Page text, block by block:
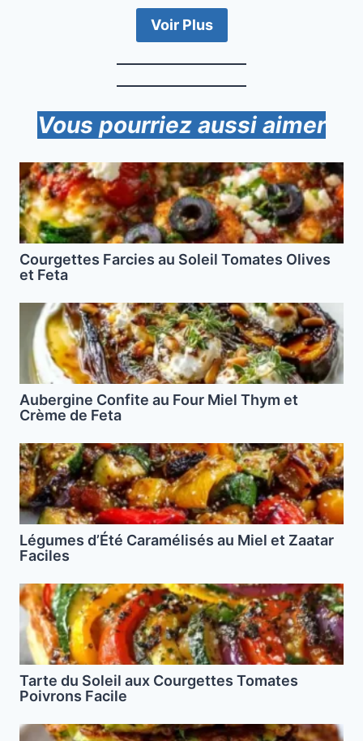
Voir Plus
Vous pourriez aussi aimer
Courgettes Farcies au Soleil Tomates Olives
et Feta
Aubergine Confite au Four Miel Thym et
Crème de Feta
Légumes d’Été Caramélisés au Miel et Zaatar
Faciles
Tarte du Soleil aux Courgettes Tomates
Poivrons Facile